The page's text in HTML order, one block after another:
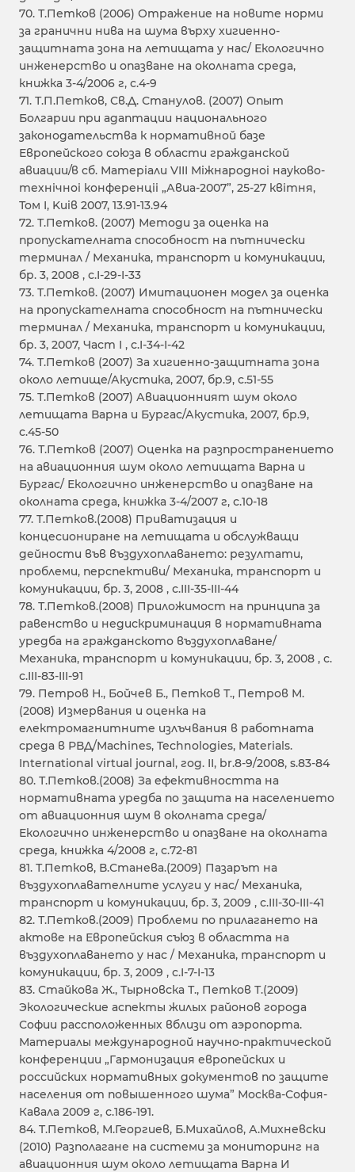
70. Т.Петков (2006) Отражение на новите норми
за гранични нива на шума върху хигиенно-
защитната зона на летищата у нас/ Екологично
инженерство и опазване на околната среда,
книжка 3-4/2006 г, с.4-9
71. Т.П.Петков, Св.Д. Станулов. (2007) Опыт
Болгарии при адаптации национального
законодательства к нормативной базе
Европейского союза в области гражданской
авиации/в сб. Матерiали VIII Мiжнародноi науково-
технiчноi конференцii „Авиа-2007”, 25-27 квiтня,
Том I, Kиiв 2007, 13.91-13.94
72. Т.Петков. (2007) Методи за оценка на
пропускателната способност на пътнически
терминал / Механика, транспорт и комуникации,
бр. 3, 2008 , с.I-29-I-33
73. Т.Петков. (2007) Имитационен модел за оценка
на пропускателната способност на пътнически
терминал / Механика, транспорт и комуникации,
бр. 3, 2007, Част I , с.I-34-I-42
74. Т.Петков (2007) За хигиенно-защитната зона
около летище/Акустика, 2007, бр.9, с.51-55
75. Т.Петков (2007) Авиационният шум около
летищата Варна и Бургас/Акустика, 2007, бр.9,
с.45-50
76. Т.Петков (2007) Оценка на разпространението
на авиационния шум около летищата Варна и
Бургас/ Екологично инженерство и опазване на
околната среда, книжка 3-4/2007 г, с.10-18
77. Т.Петков.(2008) Приватизация и
концесиониране на летищата и обслужващи
дейности във въздухоплаването: резултати,
проблеми, перспективи/ Механика, транспорт и
комуникации, бр. 3, 2008 , с.III-35-III-44
78. Т.Петков.(2008) Приложимост на принципа за
равенство и недискриминация в нормативната
уредба на гражданското въздухоплаване/
Механика, транспорт и комуникации, бр. 3, 2008 , с.
с.III-83-III-91
79. Петров Н., Бойчев Б., Петков Т., Петров М.
(2008) Измервания и оценка на
електромагнитните излъчвания в работната
среда в РВД/Machines, Technologies, Materials.
International virtual journal, год. II, br.8-9/2008, s.83-84
80. Т.Петков.(2008) За ефективността на
нормативната уредба по защита на населението
от авиационния шум в околната среда/
Екологично инженерство и опазване на околната
среда, книжка 4/2008 г, с.72-81
81. Т.Петков, В.Станева.(2009) Пазарът на
въздухоплавателните услуги у нас/ Механика,
транспорт и комуникации, бр. 3, 2009 , с.III-30-III-41
82. Т.Петков.(2009) Проблеми по прилагането на
актове на Европейския съюз в областта на
въздухоплаването у нас / Механика, транспорт и
комуникации, бр. 3, 2009 , с.I-7-I-13
83. Стайкова Ж., Тырновска Т., Петков Т.(2009)
Экологические аспекты жилых районов города
Софии рассположенных вблизи от аэропорта.
Материалы международной научно-практической
конференции „Гармонизация европейских и
российских нормативных документов по защите
населения от повышенного шума” Москва-София-
Кавала 2009 г, с.186-191.
84. T.Петков, М.Георгиев, Б.Михайлов, А.Михневски
(2010) Разполагане на системи за мониторинг на
авиационния шум около летищата Варна И